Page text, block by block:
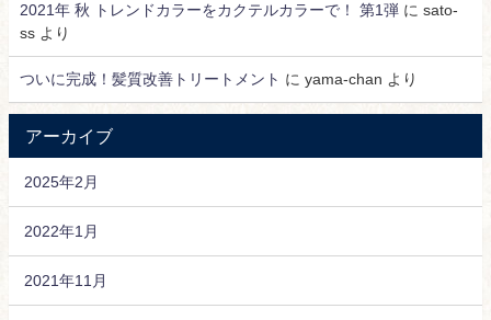
2021年 秋 トレンドカラーをカクテルカラーで！ 第1弾 に sato-
ss より
ついに完成！髪質改善トリートメント に yama-chan より
アーカイブ
2025年2月
2022年1月
2021年11月